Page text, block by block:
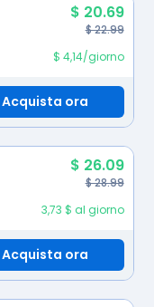
$ 20.69
$ 22.99
$ 4,14/giorno
Acquista ora
$ 26.09
$ 28.99
3,73 $ al giorno
Acquista ora